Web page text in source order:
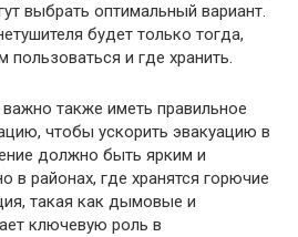
выбрать оптимальный вариант.
будет только тогда,
пользоваться и где хранить.
также иметь правильное
чтобы ускорить эвакуацию в
должно быть ярким и
в районах, где хранятся горючие
такая как дымовые и
ключевую роль в